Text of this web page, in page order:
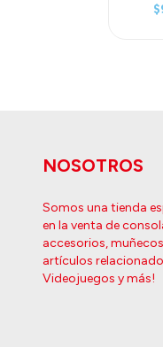
NOSOTROS
Somos una tienda
en la venta de
accesorios,
artículos
Videojuegos y más!